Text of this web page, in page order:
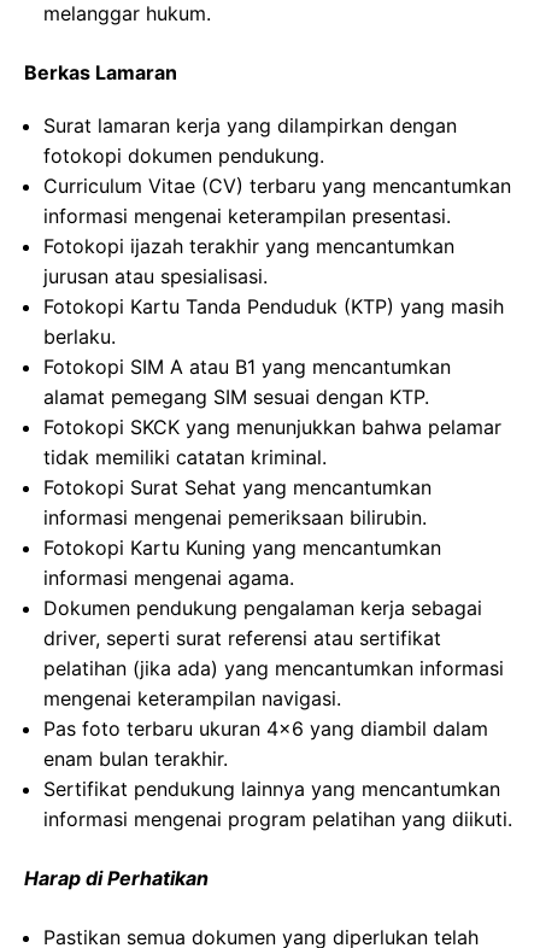
melanggar hukum.
Berkas Lamaran
Surat lamaran kerja yang dilampirkan dengan
fotokopi dokumen pendukung.
Curriculum Vitae (CV) terbaru yang mencantumkan
informasi mengenai keterampilan presentasi.
Fotokopi ijazah terakhir yang mencantumkan
jurusan atau spesialisasi.
Fotokopi Kartu Tanda Penduduk (KTP) yang masih
berlaku.
Fotokopi SIM A atau B1 yang mencantumkan
alamat pemegang SIM sesuai dengan KTP.
Fotokopi SKCK yang menunjukkan bahwa pelamar
tidak memiliki catatan kriminal.
Fotokopi Surat Sehat yang mencantumkan
informasi mengenai pemeriksaan bilirubin.
Fotokopi Kartu Kuning yang mencantumkan
informasi mengenai agama.
Dokumen pendukung pengalaman kerja sebagai
driver, seperti surat referensi atau sertifikat
pelatihan (jika ada) yang mencantumkan informasi
mengenai keterampilan navigasi.
Pas foto terbaru ukuran 4×6 yang diambil dalam
enam bulan terakhir.
Sertifikat pendukung lainnya yang mencantumkan
informasi mengenai program pelatihan yang diikuti.
Harap di Perhatikan
Pastikan semua dokumen yang diperlukan telah